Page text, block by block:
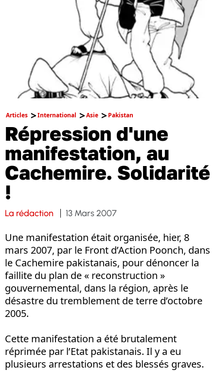
Articles International Asie Pakistan
Répression d'une
manifestation, au
Cachemire. Solidarité
!
La rédaction 13 Mars 2007
Une manifestation était organisée, hier, 8
mars 2007, par le Front d’Action Poonch, dans
le Cachemire pakistanais, pour dénoncer la
faillite du plan de « reconstruction »
gouvernemental, dans la région, après le
désastre du tremblement de terre d’octobre
2005.
Cette manifestation a été brutalement
réprimée par l’Etat pakistanais. Il y a eu
plusieurs arrestations et des blessés graves.